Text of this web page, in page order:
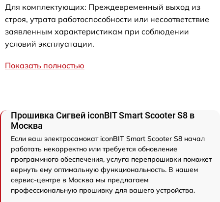
Для комплектующих: Преждевременный выход из
строя, утрата работоспособности или несоответствие
заявленным характеристикам при соблюдении
условий эксплуатации.
Показать полностью
Прошивка Сигвей iconBIT Smart Scooter S8 в
Москва
Если ваш электросамокат iconBIT Smart Scooter S8 начал
работать некорректно или требуется обновление
программного обеспечения, услуга перепрошивки поможет
вернуть ему оптимальную функциональность. В нашем
сервис-центре в Москва мы предлагаем
профессиональную прошивку для вашего устройства.